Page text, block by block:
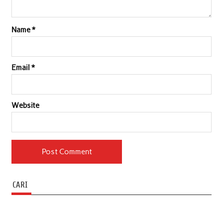
Name*
Email *
Website
CARI